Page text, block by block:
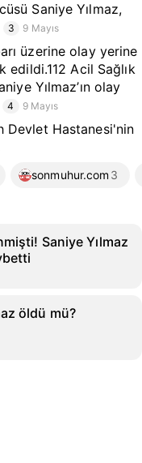
Saniye Yılmaz,
3 9 Mayıs
üzerine olay yerine
edildi.112 Acil Sağlık
Yılmaz’ın olay
4 9 Mayıs
Devlet Hastanesi'nin
sonmuhur.com 3
Saniye Yılmaz
öldü mü?